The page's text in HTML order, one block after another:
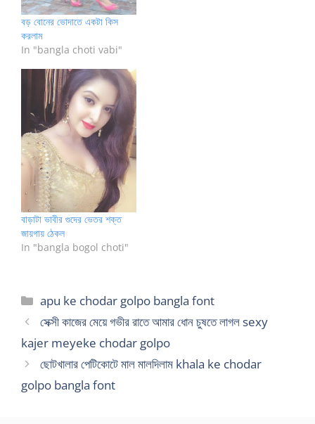
বড় বোনের ভোদাতে একটা কিস
করলাম
In "bangla choti vabi"
বাড়াটা ভাবীর গুদের ভেতর শক্ত
জায়গায় ঠেকল
In "bangla bogol choti"
Categories
apu ke chodar golpo bangla font
সেক্সী কাজের মেয়ে গভীর রাতে আমার ধোন চুষতে লাগল sexy
kajer meyeke chodar golpo
ছোটখালার পেটিকোটে মাল মালদিলাম khala ke chodar
golpo bangla font